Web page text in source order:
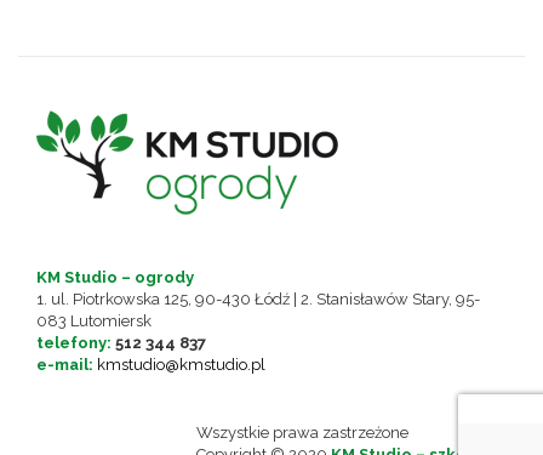
KM Studio – ogrody
1. ul. Piotrkowska 125, 90-430 Łódź | 2. Stanisławów Stary, 95-
083 Lutomiersk
telefony: 512 344 837
e-mail: kmstudio@kmstudio.pl
Wszystkie prawa zastrzeżone